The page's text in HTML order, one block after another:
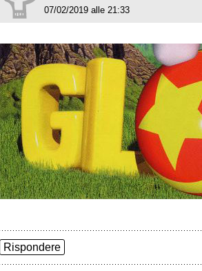
07/02/2019 alle 21:33
Rispondere